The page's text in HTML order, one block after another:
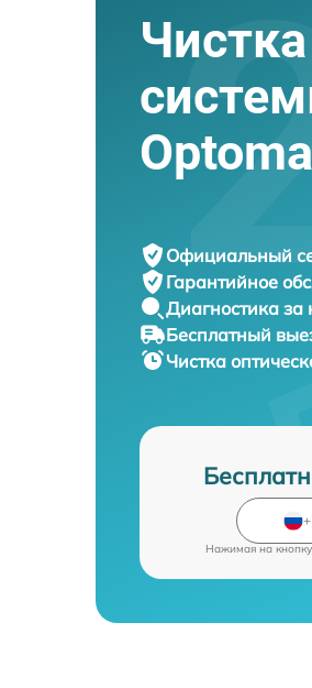
Официальный
Гарантийное
Диагностика за
Бесплатный
Чистка
Нажимая на